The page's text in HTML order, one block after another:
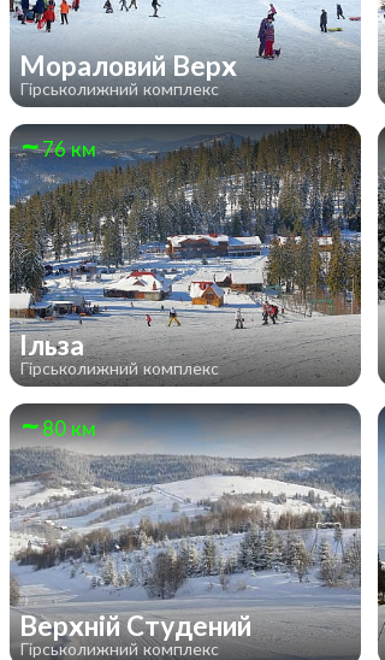
Мораловий Верх
Гірськолижний комплекс
76 км
Ільза
Гірськолижний комплекс
80 км
Верхній Студений
Гірськолижний комплекс